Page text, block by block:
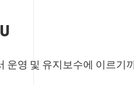
운영 및 유지보수에 이르기